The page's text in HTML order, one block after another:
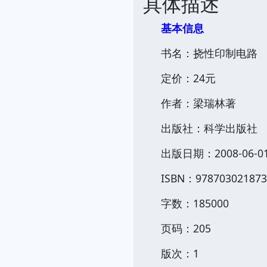
基本信息
书名：挠性印制电路
定价：24元
作者：梁瑞林著
出版社：科学出版社
出版日期：2008-06-
ISBN：
字数：185000
页码：205
版次：1